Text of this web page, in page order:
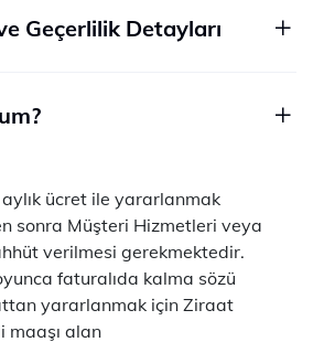
Geçerlilik Detayları
ücret ile yararlanmak
sonra Müşteri Hizmetleri veya
verilmesi gerekmektedir.
faturalıda kalma sözü
yararlanmak için Ziraat
maaşı alan